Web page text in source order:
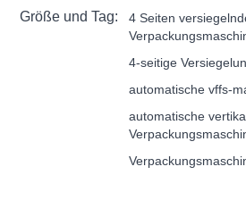
Größe und Tag:
4 Seiten
4-seitige
automatische vffs-
automatische